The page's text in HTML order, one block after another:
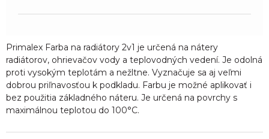
Primalex Farba na radiátory 2v1 je určená na nátery
radiátorov, ohrievačov vody a teplovodných vedení. Je odolná
proti vysokým teplotám a nežltne. Vyznačuje sa aj veľmi
dobrou priľnavosťou k podkladu. Farbu je možné aplikovať i
bez použitia základného náteru. Je určená na povrchy s
maximálnou teplotou do 100°C.